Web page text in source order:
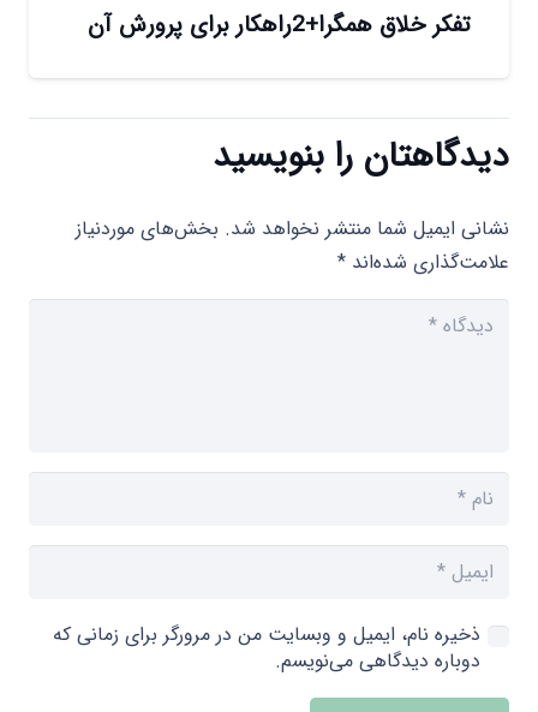
تفکر خلاق همگرا+2راهکار برای پرورش آن
دیدگاهتان را بنویسید
نشانی ایمیل شما منتشر نخواهد شد. بخش‌های موردنیاز
علامت‌گذاری شده‌اند *
ذخیره نام، ایمیل و وبسایت من در مرورگر برای زمانی که
دوباره دیدگاهی می‌نویسم.